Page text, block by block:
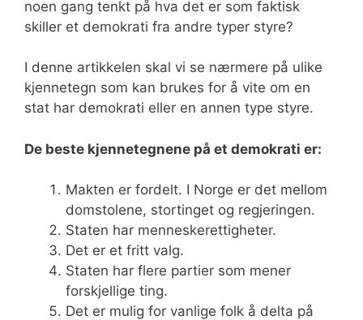
noen gang tenkt på hva det er som faktisk
skiller et demokrati fra andre typer styre?
I denne artikkelen skal vi se nærmere på ulike
kjennetegn som kan brukes for å vite om en
stat har demokrati eller en annen type styre.
De beste kjennetegnene på et demokrati er:
Makten er fordelt. I Norge er det mellom
domstolene, stortinget og regjeringen.
Staten har menneskerettigheter.
Det er et fritt valg.
Staten har flere partier som mener
forskjellige ting.
Det er mulig for vanlige folk å delta på